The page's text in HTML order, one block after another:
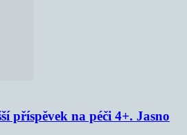
příspěvek na péči 4+. Jasno